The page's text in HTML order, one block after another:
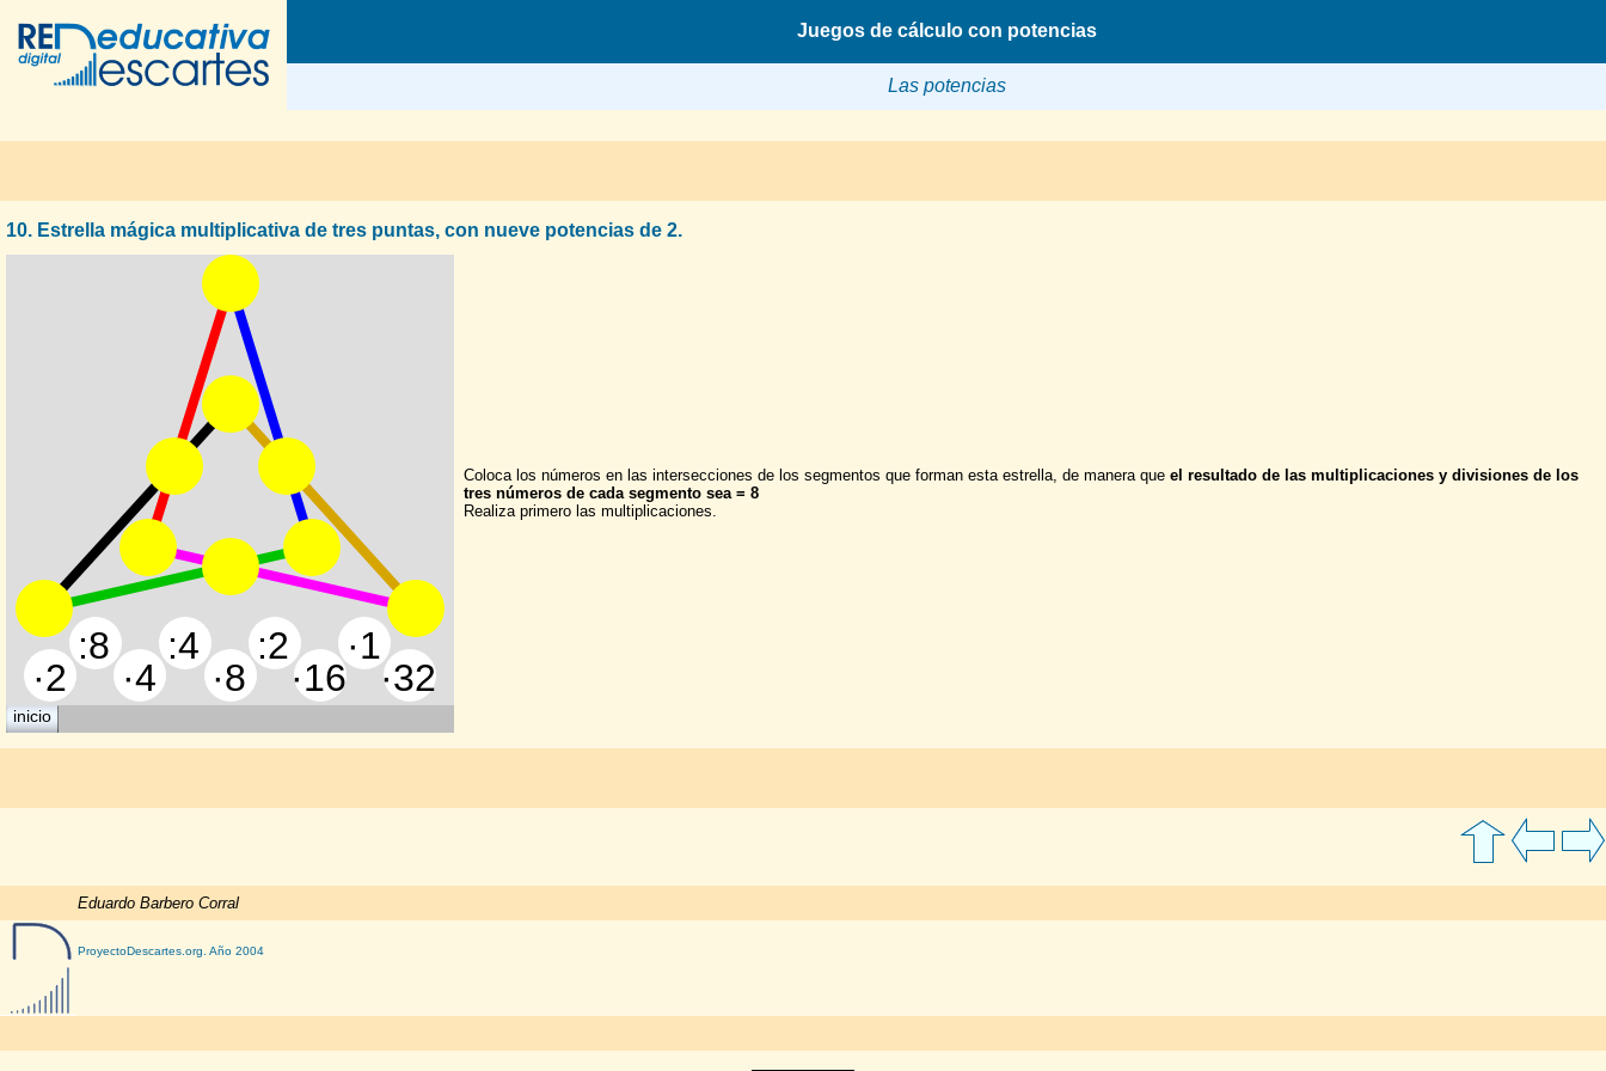
Juegos de cálculo con potencias
Las potencias
10. Estrella mágica multiplicativa de tres puntas, con nueve potencias de 2.
Coloca los números en las intersecciones de los segmentos que forman esta estrella, de manera que el resultado de las multiplicaciones y divisiones de los
tres números de cada segmento sea = 8
Realiza primero las multiplicaciones.
Eduardo Barbero Corral
ProyectoDescartes.org. Año 2004